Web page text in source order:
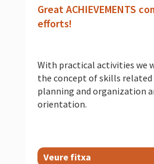
Great ACHIEVEMENTS
efforts!
With practical activities we
the concept of skills
planning and organization
orientation.
Veure fitxa